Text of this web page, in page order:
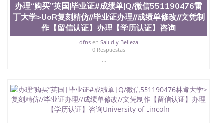
University）圣何塞州立大学（San Jose State
University）圣何塞州立大学学位证（San Jose State
University）圣何塞州立大学学位证（San Jose State
University）圣何塞州立大学学位证（San Jose State
University）圣何塞州立大学（San Jose State
University）圣何塞州立大学（San Jose State
University）圣何塞州立大学（San Jose State
University）圣何塞州立大学学位证（San Jose State
University）圣何塞州立大学结业证（San Jose State
University）圣何塞州立大学结业证（San Jose State
办理“购买”英国|毕业证#成绩单|Q/微信551190476雷
丁大学>UoR复刻精仿//毕业证办理//成绩单修改//文凭制
作【留信认证】办理【学历认证】咨询
dfnsen Salud y Belleza
0 Respuestas
...